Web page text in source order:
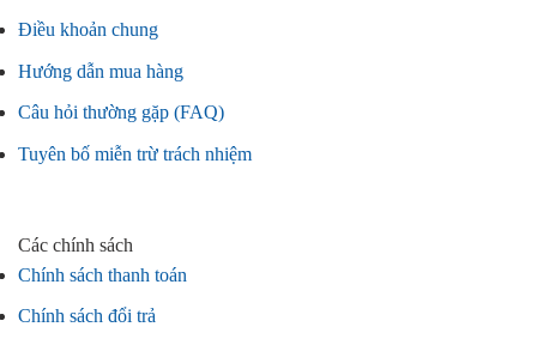
Điều khoản chung
Hướng dẫn mua hàng
Câu hỏi thường gặp (FAQ)
Tuyên bố miễn trừ trách nhiệm
Các chính sách
Chính sách thanh toán
Chính sách đổi trả